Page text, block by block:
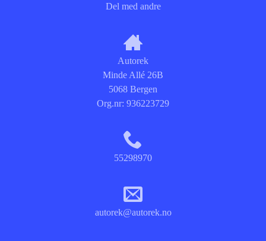
Del med andre
Autorek
Minde Allé 26B
5068 Bergen
Org.nr: 936223729
55298970
autorek@autorek.no